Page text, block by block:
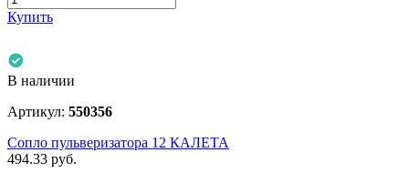
Купить
В наличии
Артикул: 550356
Сопло пульверизатора 12 КАЛЕТА
494.33 руб.